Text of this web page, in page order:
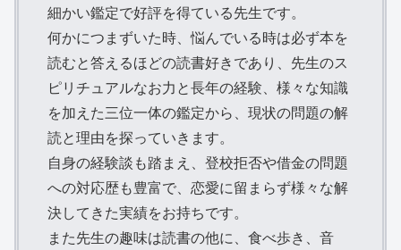
細かい鑑定で好評を得ている先生です。
何かにつまずいた時、悩んでいる時は必ず本を
読むと答えるほどの読書好きであり、先生のス
ピリチュアルなお力と長年の経験、様々な知識
を加えた三位一体の鑑定から、現状の問題の解
読と理由を探っていきます。
自身の経験談も踏まえ、登校拒否や借金の問題
への対応歴も豊富で、恋愛に留まらず様々な解
決してきた実績をお持ちです。
また先生の趣味は読書の他に、食べ歩き、音